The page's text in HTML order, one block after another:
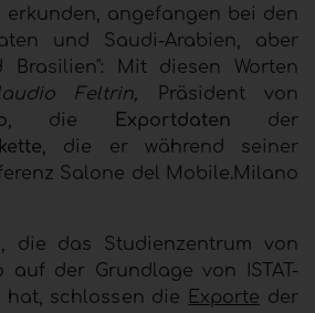
erkunden, angefangen bei den
und Saudi-Arabien, aber
Mit diesen Worten
Feltrin, Präsident von
, die Exportdaten der
, die er während seiner
Salone del Mobile.Milano
die das Studienzentrum von
auf der Grundlage von ISTAT-
hat, schlossen die
Exporte der